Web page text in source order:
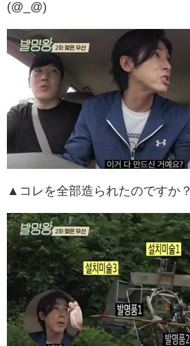
(@_@)
▲コレを全部造られたのですか？